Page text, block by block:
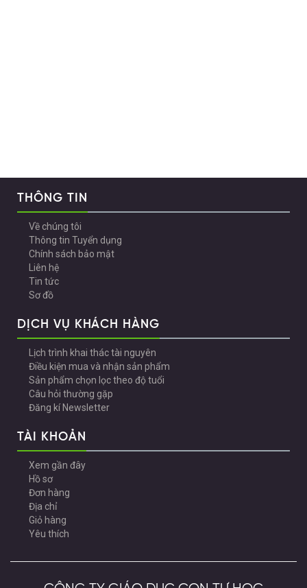
THÔNG TIN
Về chúng tôi
Thông tin Tuyển dụng
Chính sách bảo mật
Liên hệ
Tin tức
Sơ đồ
DỊCH VỤ KHÁCH HÀNG
Lịch trình khai thác tài nguyên
Điều kiện mua và nhận sản phẩm
Sản phẩm chọn lọc theo độ tuổi
Câu hỏi thường gặp
Đăng kí Newsletter
TÀI KHOẢN
Xem gần đây
Hồ sơ
Đơn hàng
Địa chỉ
Giỏ hàng
Yêu thích